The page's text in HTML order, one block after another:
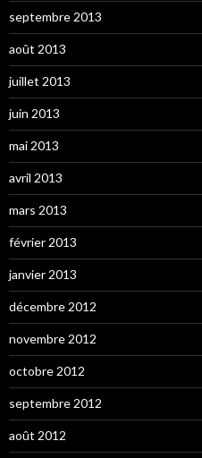
septembre 2013
août 2013
juillet 2013
juin 2013
mai 2013
avril 2013
mars 2013
février 2013
janvier 2013
décembre 2012
novembre 2012
octobre 2012
septembre 2012
août 2012